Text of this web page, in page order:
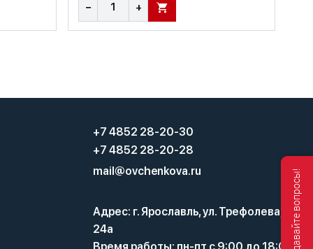
− + В КОРЗИНУ
+7 4852 28-20-30
+7 4852 28-20-28
mail@ovchenkova.ru
Адрес: г. Ярославль, ул. Трефолева,
24а